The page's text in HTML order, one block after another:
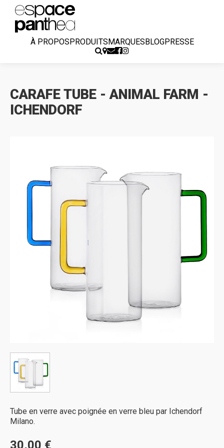
À PROPOSPRODUITSMARQUESBLOGPRESSE
CARAFE TUBE - ANIMAL FARM -
ICHENDORF
Tube en verre avec poignée en verre bleu par Ichendorf
Milano.
30,00 €